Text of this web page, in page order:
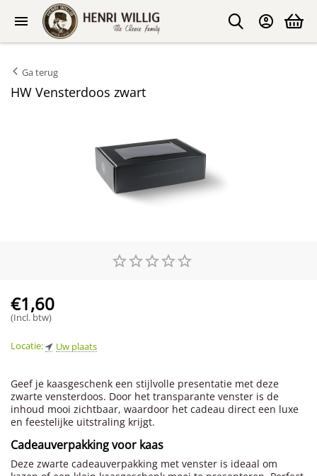
Ga terug
HW Vensterdoos zwart
€1,60
(Incl. btw)
Locatie: Uw plaats
Geef je kaasgeschenk een stijlvolle presentatie met deze
zwarte vensterdoos. Door het transparante venster is de
inhoud mooi zichtbaar, waardoor het cadeau direct een luxe
en feestelijke uitstraling krijgt.
Cadeauverpakking voor kaas
Deze zwarte cadeauverpakking met venster is ideaal om